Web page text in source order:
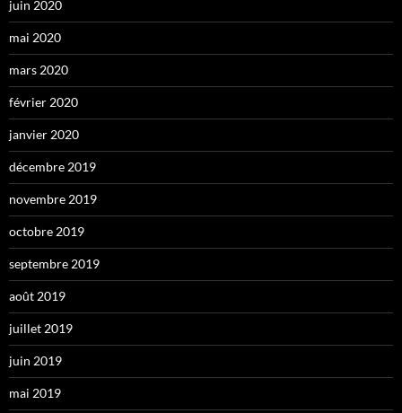
juin 2020
mai 2020
mars 2020
février 2020
janvier 2020
décembre 2019
novembre 2019
octobre 2019
septembre 2019
août 2019
juillet 2019
juin 2019
mai 2019